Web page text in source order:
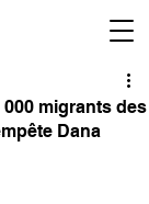
migrants des
Dana